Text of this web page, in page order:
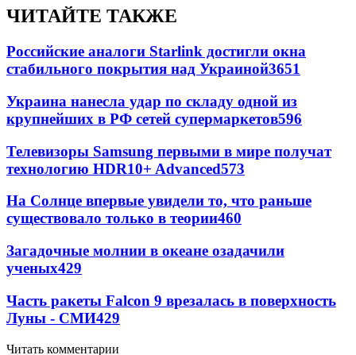
ЧИТАЙТЕ ТАКЖЕ
Российские аналоги Starlink достигли окна
стабильного покрытия над Украиной3651
Украина нанесла удар по складу одной из
крупнейших в РФ сетей супермаркетов596
Телевизоры Samsung первыми в мире получат
технологию HDR10+ Advanced573
На Солнце впервые увидели то, что раньше
существовало только в теории460
Загадочные молнии в океане озадачили
ученых429
Часть ракеты Falcon 9 врезалась в поверхность
Луны - СМИ429
Читать комментарии